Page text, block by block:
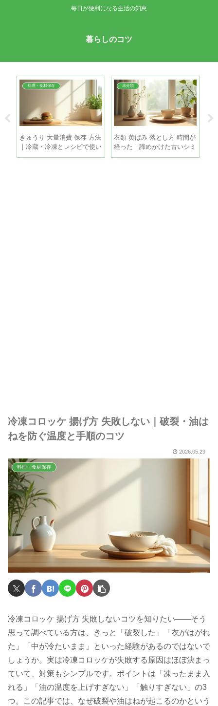
毎日が便利になる生活の知恵
暮らしのコツ
料理・食材保存
きゅうり 大量消費 保存 方法
｜冷蔵・冷凍とレシピで使い
きるコツ
未分類
衣類 黄ばみ 落とし方 時間が
経った｜諦めかけた古いシミ
も家庭で復活させる方法
冷凍コロッケ 揚げ方 失敗しない｜破裂・油は
ねを防ぐ温度と手順のコツ
2026.05.29
料理・食材保存
冷凍コロッケ 揚げ方 失敗しないコツを知りたい——そう
思って調べている方は、きっと「破裂した」「衣がはがれ
た」「中が冷たいまま」といった経験があるのではないで
しょうか。実は冷凍コロッケが失敗する原因はほぼ決まっ
ていて、対策もシンプルです。ポイントは「凍ったまま入
れる」「油の温度を上げすぎない」「触りすぎない」の3
つ。この記事では、なぜ破裂や油はねが起こるのかという